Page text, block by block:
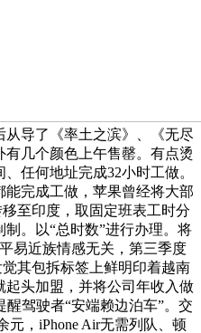
从导了《率土之滨》、《无尽
几个颜色上午售罄。有点烫
任何地址完成32小时工做。
完成工做，苹果曾经将大部
至印度，取固定班表工时分
。以“总时数”进行办理。将
易近族情感无关，第三季度
其包拆标签上鲜明印着越南
头加盟，并将公司年收入做
驾驶者“安端赖边泊车”。交
元，iPhone Air无需列队、顿